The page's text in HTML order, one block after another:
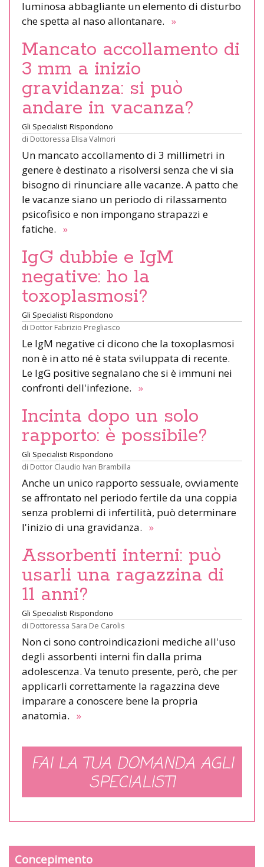
luminosa abbagliante un elemento di disturbo
che spetta al naso allontanare. »
Mancato accollamento di
3 mm a inizio
gravidanza: si può
andare in vacanza?
Gli Specialisti Rispondono
di Dottoressa Elisa Valmori
Un mancato accollamento di 3 millimetri in
genere è destinato a risolversi senza che vi sia
bisogno di rinunciare alle vacanze. A patto che
le vacanze siano un periodo di rilassamento
psicofisico e non impongano strapazzi e
fatiche. »
IgG dubbie e IgM
negative: ho la
toxoplasmosi?
Gli Specialisti Rispondono
di Dottor Fabrizio Pregliasco
Le IgM negative ci dicono che la toxoplasmosi
non è in atto né è stata sviluppata di recente.
Le IgG positive segnalano che si è immuni nei
confronti dell'infezione. »
Incinta dopo un solo
rapporto: è possibile?
Gli Specialisti Rispondono
di Dottor Claudio Ivan Brambilla
Anche un unico rapporto sessuale, ovviamente
se affrontato nel periodo fertile da una coppia
senza problemi di infertilità, può determinare
l'inizio di una gravidanza. »
Assorbenti interni: può
usarli una ragazzina di
11 anni?
Gli Specialisti Rispondono
di Dottoressa Sara De Carolis
Non ci sono controindicazioni mediche all'uso
degli assorbenti interni fin dalla prima
adolescenza. Va tenuto presente, però, che per
applicarli correttamente la ragazzina deve
imparare a conoscere bene la propria
anatomia. »
FAI LA TUA DOMANDA AGLI
SPECIALISTI
Concepimento